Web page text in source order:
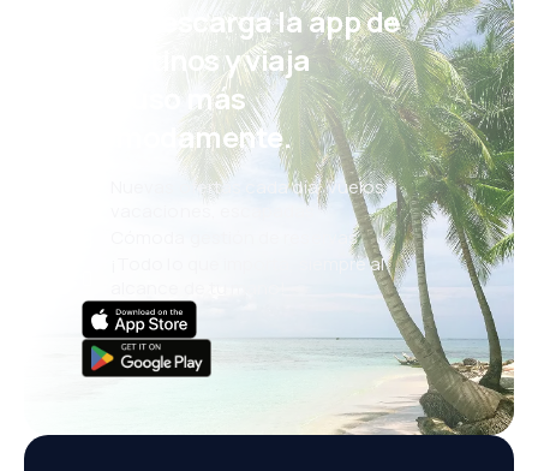
¡Eh! Descarga la app de
eDestinos y viaja
incluso más
cómodamente.
Nuevas ofertas cada día: vuelos,
vacaciones, escapadas
Cómoda gestión de reservas
¡Todo lo que importa, siempre al